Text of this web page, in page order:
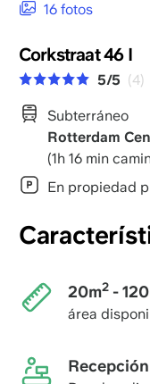
16 fotos
Corkstraat 46 I
5/5 (4)
Subterráneo
Rotterdam
(1h 16 min
En propiedad
20m2-
área